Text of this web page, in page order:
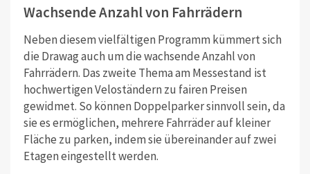
Wachsende Anzahl von Fahrrädern
Neben diesem vielfältigen Programm kümmert sich
die Drawag auch um die wachsende Anzahl von
Fahrrädern. Das zweite Thema am Messestand ist
hochwertigen Veloständern zu fairen Preisen
gewidmet. So können Doppelparker sinnvoll sein, da
sie es ermöglichen, mehrere Fahrräder auf kleiner
Fläche zu parken, indem sie übereinander auf zwei
Etagen eingestellt werden.